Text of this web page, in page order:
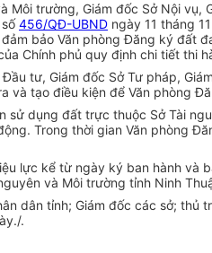
Môi trường, Giám đốc Sở Nội
456/QĐ-UBND ngày 11 tháng
bảo Văn phòng Đăng ký đất
Chính phủ quy định chi tiết thi
Đầu tư, Giám đốc Sở Tư pháp,
và tạo điều kiện để Văn phòng
sử dụng đất trực thuộc Sở Tài
Trong thời gian Văn phòng
lực kể từ ngày ký ban hành và
và Môi trường tỉnh Ninh
dân tỉnh; Giám đốc các sở; thủ
.